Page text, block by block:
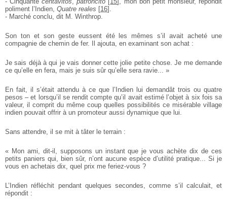
poliment l’Indien, Quatre reales [16] .
- Marché conclu, dit M. Winthrop.
Son ton et son geste eussent été les mêmes s’il avait acheté une
compagnie de chemin de fer. Il ajouta, en examinant son achat :
Je sais déjà à qui je vais donner cette jolie petite chose. Je me demande
ce qu’elle en fera, mais je suis sûr qu’elle sera ravie... »
En fait, il s’était attendu à ce que l’Indien lui demandât trois ou quatre
pesos – et lorsqu’il se rendit compte qu’il avait estimé l’objet à six fois sa
valeur, il comprit du même coup quelles possibilités ce misérable village
indien pouvait offrir à un promoteur aussi dynamique que lui.
Sans attendre, il se mit à tâter le terrain :
« Mon ami, dit-il, supposons un instant que je vous achète dix de ces
petits paniers qui, bien sûr, n’ont aucune espèce d’utilité pratique... Si je
vous en achetais dix, quel prix me feriez-vous ?
L’Indien réfléchit pendant quelques secondes, comme s’il calculait, et
répondit :